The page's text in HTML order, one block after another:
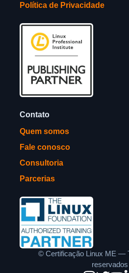
Política de Privacidade
Contato
Quem somos
Fale conosco
Consultoria
Parcerias
© Certificação Linux ME —
reservados